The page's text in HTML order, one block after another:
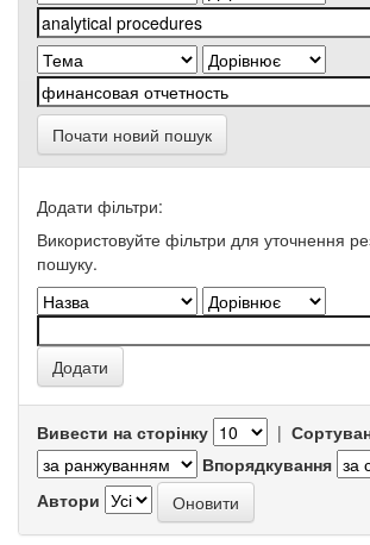
Почати новий пошук
Додати фільтри:
Використовуйте фільтри для уточнення
пошуку.
Вивести на сторінку |
Впорядкування
Автори